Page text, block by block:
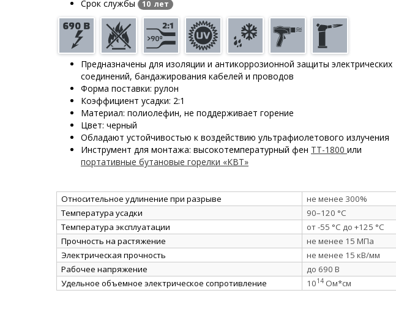
Срок службы 10 лет
Предназначены для изоляции и антикоррозионной защиты электрических
соединений, бандажирования кабелей и проводов
Форма поставки: рулон
Коэффициент усадки: 2:1
Материал: полиолефин, не поддерживает горение
Цвет: черный
Обладают устойчивостью к воздействию ультрафиолетового излучения
Инструмент для монтажа: высокотемпературный фен ТТ-1800 или
портативные бутановые горелки «КВТ»
Относительное удлинение при разрыве
не менее 300%
Температура усадки
90–120 °C
Температура эксплуатации
от -55 °C до +125 °C
Прочность на растяжение
не менее 15 МПа
Электрическая прочность
не менее 15 кВ/мм
Рабочее напряжение
до 690 В
Удельное объемное электрическое сопротивление
1014 Ом*см